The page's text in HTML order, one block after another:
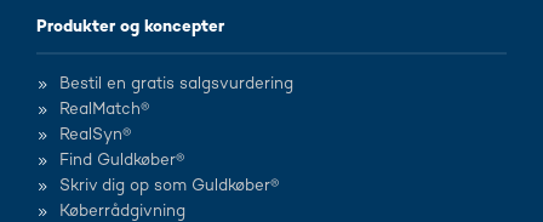
Produkter og koncepter
Bestil en gratis salgsvurdering
RealMatch®
RealSyn®
Find Guldkøber®
Skriv dig op som Guldkøber®
Køberrådgivning